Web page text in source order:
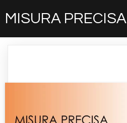
MISURA PRECISA